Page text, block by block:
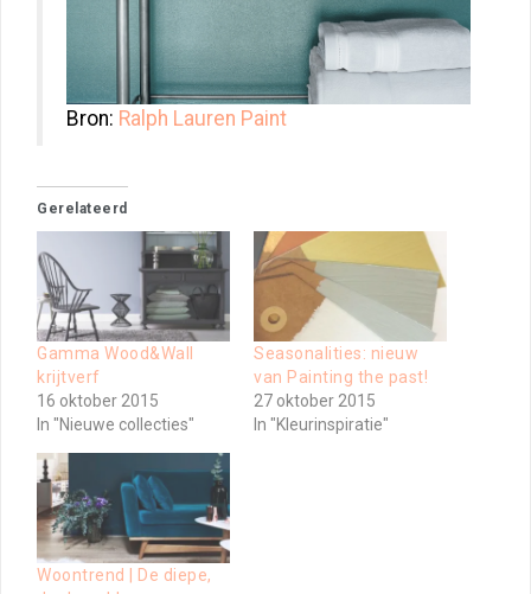
Bron: Ralph Lauren Paint
Gerelateerd
Gamma Wood&Wall
krijtverf
16 oktober 2015
In "Nieuwe collecties"
Seasonalities: nieuw
van Painting the past!
27 oktober 2015
In "Kleurinspiratie"
Woontrend | De diepe,